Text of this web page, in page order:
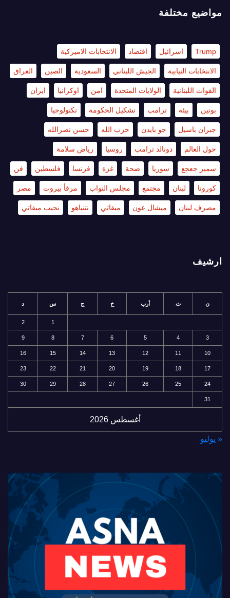
مواضيع مختلفة
Trump اسرائيل اقتصاد الانتخابات الاميركية
الانتخابات النيابية الجيش اللبناني السعودية الصين العراق
القوات اللبنانية الولايات المتحدة امن اوكرانيا ايران
بوتين بيئة ترامب تشكيل الحكومة تكنولوجيا
جبران باسيل جو بايدن حزب الله حسن نصرالله
حول العالم دونالد ترامب روسيا رياض سلامة
سمير جعجع سوريا صحة غزة فرنسا فلسطين فن
كورونا لبنان مجتمع مجلس النواب مرفأ بيروت مصر
مصرف لبنان ميشال عون ميقاتي نتنياهو نجيب ميقاتي
ارشيف
أغسطس 2026
ن ث أرب خ ج س د
1
2
3
4
5
6
7
8
9
10
11
12
13
14
15
16
17
18
19
20
21
22
23
24
25
26
27
28
29
30
31
« يوليو